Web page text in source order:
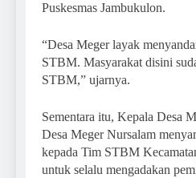
Puskesmas Jambukulon.
“Desa Meger layak
STBM. Masyarakat disini
STBM,” ujarnya.
Sementara itu, Kepala Desa
Desa Meger Nursalam
kepada Tim STBM
untuk selalu mengadakan